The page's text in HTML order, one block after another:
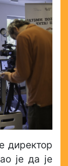
директор
је да је